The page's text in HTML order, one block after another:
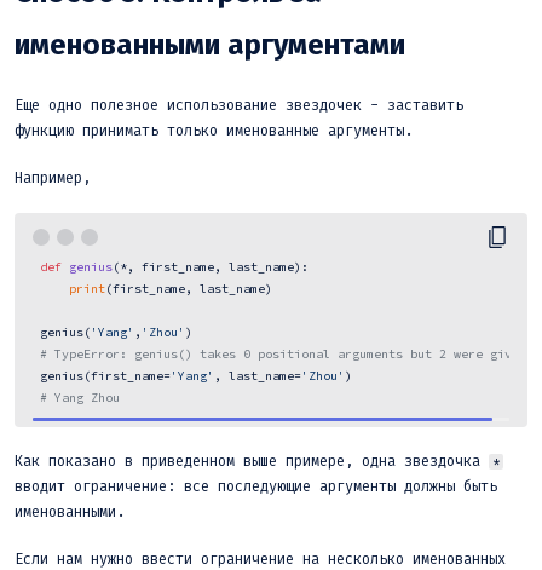
именованными аргументами
Еще одно полезное использование звездочек - заставить
функцию принимать только именованные аргументы.
Например,
def genius(*, first_name, last_name):
print(first_name, last_name)
genius( 'Yang' , 'Zhou' )
# TypeError: genius() takes 0 positional arguments but 2 were given
genius(first_name='Yang' , last_name='Zhou' )
# Yang Zhou
Как показано в приведенном выше примере, одна звездочка *
вводит ограничение: все последующие аргументы должны быть
именованными.
Если нам нужно ввести ограничение на несколько именованных